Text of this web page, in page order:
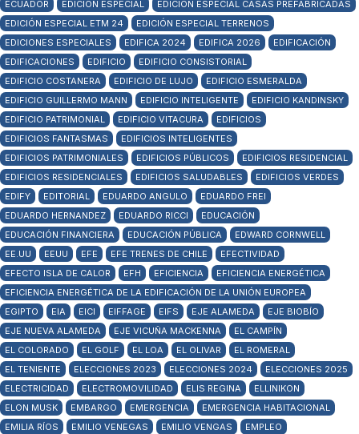
ECUADOR EDICION ESPECIAL
EDICIÓN ESPECIAL CASAS PREFABRICADAS
EDICIÓN ESPECIAL ETM 24
EDICIÓN ESPECIAL TERRENOS
EDICIONES ESPECIALES
EDIFICA 2024 EDIFICA 2026
EDIFICACIÓN
EDIFICACIONES
EDIFICIO
EDIFICIO CONSISTORIAL
EDIFICIO COSTANERA
EDIFICIO DE LUJO
EDIFICIO ESMERALDA
EDIFICIO GUILLERMO MANN
EDIFICIO INTELIGENTE
EDIFICIO KANDINSKY
EDIFICIO PATRIMONIAL
EDIFICIO VITACURA
EDIFICIOS
EDIFICIOS FANTASMAS
EDIFICIOS INTELIGENTES
EDIFICIOS PATRIMONIALES
EDIFICIOS PÚBLICOS
EDIFICIOS RESIDENCIAL
EDIFICIOS RESIDENCIALES
EDIFICIOS SALUDABLES
EDIFICIOS VERDES
EDIFY
EDITORIAL EDUARDO ANGULO
EDUARDO FREI
EDUARDO HERNANDEZ
EDUARDO RICCI
EDUCACIÓN
EDUCACIÓN FINANCIERA
EDUCACIÓN PÚBLICA
EDWARD CORNWELL
EE.UU
EEUU EFE EFE TRENES DE CHILE
EFECTIVIDAD
EFECTO ISLA DE CALOR
EFH EFICIENCIA
EFICIENCIA ENERGÉTICA
EFICIENCIA ENERGÉTICA DE LA EDIFICACIÓN DE LA UNIÓN EUROPEA
EGIPTO
EIA EICI EIFFAGE EIFS EJE ALAMEDA
EJE BIOBÍO
EJE NUEVA ALAMEDA
EJE VICUÑA MACKENNA
EL CAMPÍN
EL COLORADO
EL GOLF EL LOA EL OLIVAR
EL ROMERAL
EL TENIENTE
ELECCIONES 2023 ELECCIONES 2024
ELECCIONES 2025
ELECTRICIDAD
ELECTROMOVILIDAD ELIS REGINA
ELLINIKON
ELON MUSK
EMBARGO EMERGENCIA
EMERGENCIA HABITACIONAL
EMILIA RÍOS
EMILIO VENEGAS EMILIO VENGAS
EMPLEO